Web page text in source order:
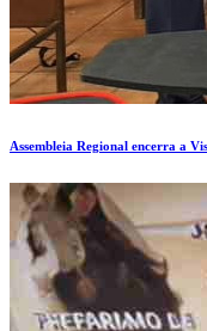
Assembleia Regional encerra a